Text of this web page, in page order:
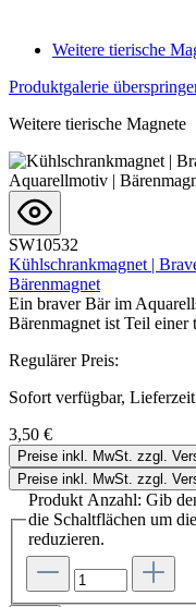
Weitere tierische
Produktgalerie
Weitere tierische Magnete
SW10532
Kühlschrankmagnet |
Bärenmagnet
Ein braver Bär im
Bärenmagnet ist Teil
Regulärer Preis:
Sofort verfügbar,
3,50 €
Preise inkl. MwSt. zzgl.
Preise inkl. MwSt. zzgl.
Produkt Anzahl: Gib
die Schaltflächen um
reduzieren.